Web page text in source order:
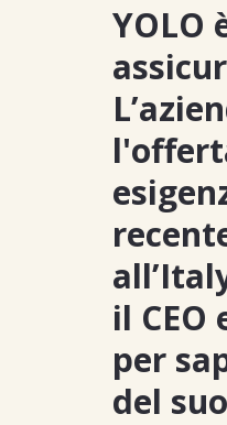
YOLO
il CEO
per
del